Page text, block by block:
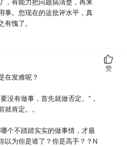
，有能力把问题搞清楚，再来
事。您现在的这批评水平，真
有愧了。
在发难呢？
没有做事，首先就做否定。”，
就肯定。。
个不踏踏实实的做事情，才最
以为你是谁了？你是高手？？N
赞